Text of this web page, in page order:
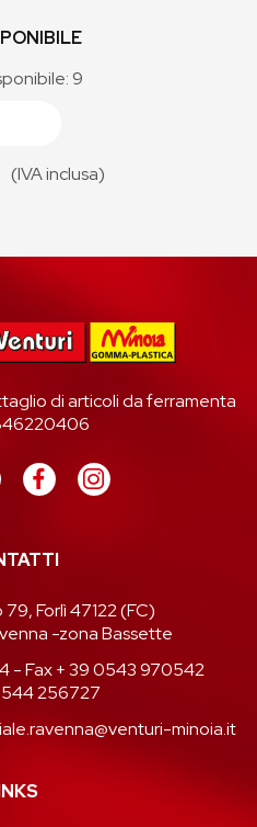
9
(IVA inclusa)
di articoli da ferramenta
Forlì 47122 (FC)
-zona Bassette
- Fax + 39 0543 970542
256727
minoia.it